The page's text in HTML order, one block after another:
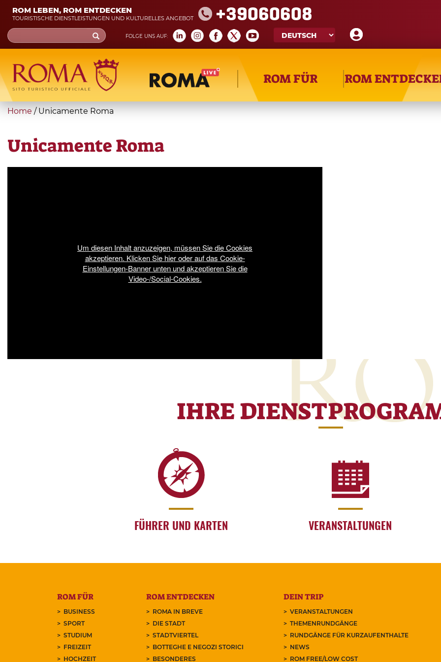
Skip
main
content
ROM LEBEN, ROM ENTDECKEN
TOURISTISCHE DIENSTLEISTUNGEN UND KULTURELLES ANGEBOT +39060608
FOLGE UNS AUF:
Search
form
Suche
ROM FÜR ROM
You
here
Home / Unicamente Roma
Unicamente Roma
Um diesen Inhalt anzuzeigen, müssen Sie die Cookies
akzeptieren. Klicken Sie hier oder auf das Cookie-
Einstellungen-Banner unten und akzeptieren Sie die
Video-/Social-Cookies.
IHRE
FÜHRER UND KARTEN VERANSTALTUNGEN
ROM FÜR
BUSINESS
SPORT
STUDIUM
FREIZEIT
HOCHZEIT
ROM ENTDECKEN
ROMA IN BREVE
DIE STADT
STADTVIERTEL
BOTTEGHE E NEGOZI STORICI
BESONDERES
DEIN TRIP
VERANSTALTUNGEN
THEMENRUNDGÄNGE
RUNDGÄNGE FÜR KURZAUFENTHALTE
NEWS
ROM FREE/LOW COST